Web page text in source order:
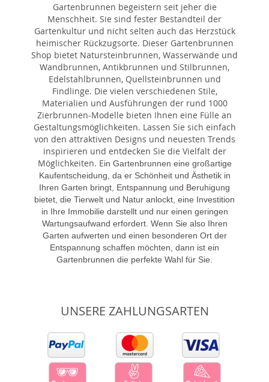
Gartenbrunnen begeistern seit jeher die
Menschheit. Sie sind fester Bestandteil der
Gartenkultur und nicht selten auch das Herzstück
heimischer Rückzugsorte. Dieser Gartenbrunnen
Shop bietet Natursteinbrunnen, Wasserwände und
Wandbrunnen, Antikbrunnen und Stilbrunnen,
Edelstahlbrunnen, Quellsteinbrunnen und
Findlinge. Die vielen verschiedenen Stile,
Materialien und Ausführungen der rund 1000
Zierbrunnen-Modelle bieten Ihnen eine Fülle an
Gestaltungsmöglichkeiten. Lassen Sie sich einfach
von den attraktiven Designs und neuesten Trends
inspirieren und entdecken Sie die Vielfalt der
Möglichkeiten. Ein Gartenbrunnen eine großartige
Kaufentscheidung, da er Schönheit und Ästhetik in
Ihren Garten bringt, Entspannung und Beruhigung
bietet, die Tierwelt und Natur anlockt, eine Investition
in Ihre Immobilie darstellt und nur einen geringen
Wartungsaufwand erfordert. Wenn Sie also Ihren
Garten aufwerten und einen besonderen Ort der
Entspannung schaffen möchten, dann ist ein
Gartenbrunnen die perfekte Wahl für Sie.
UNSERE ZAHLUNGSARTEN